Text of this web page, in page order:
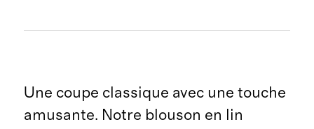
Une coupe classique avec une touche
amusante. Notre blouson en lin